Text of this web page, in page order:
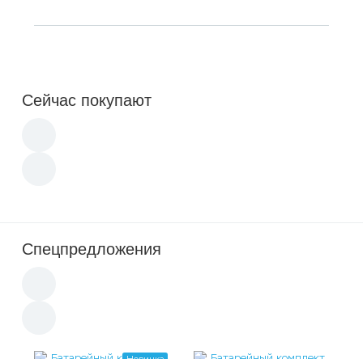
Сейчас покупают
Спецпредложения